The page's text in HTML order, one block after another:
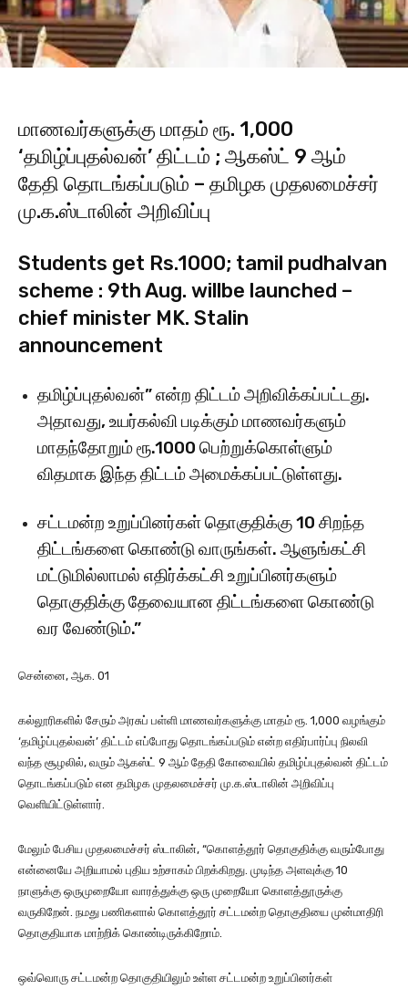
மாணவர்களுக்கு மாதம் ரூ. 1,000
‘தமிழ்ப்புதல்வன்’ திட்டம் ; ஆகஸ்ட் 9 ஆம்
தேதி தொடங்கப்படும் – தமிழக முதலமைச்சர்
மு.க.ஸ்டாலின் அறிவிப்பு
Students get Rs.1000; tamil pudhalvan
scheme : 9th Aug. willbe launched –
chief minister MK. Stalin
announcement
தமிழ்ப்புதல்வன்” என்ற திட்டம் அறிவிக்கப்பட்டது.
அதாவது, உயர்கல்வி படிக்கும் மாணவர்களும்
மாதந்தோறும் ரூ.1000 பெற்றுக்கொள்ளும்
விதமாக இந்த திட்டம் அமைக்கப்பட்டுள்ளது.
சட்டமன்ற உறுப்பினர்கள் தொகுதிக்கு 10 சிறந்த
திட்டங்களை கொண்டு வாருங்கள். ஆளுங்கட்சி
மட்டுமில்லாமல் எதிர்க்கட்சி உறுப்பினர்களும்
தொகுதிக்கு தேவையான திட்டங்களை கொண்டு
வர வேண்டும்.”
சென்னை, ஆக. 01
கல்லூரிகளில் சேரும் அரசுப் பள்ளி மாணவர்களுக்கு மாதம் ரூ. 1,000 வழங்கும்
‘தமிழ்ப்புதல்வன்’ திட்டம் எப்போது தொடங்கப்படும் என்ற எதிர்பார்ப்பு நிலவி
வந்த சூழலில், வரும் ஆகஸ்ட் 9 ஆம் தேதி கோவையில் தமிழ்ப்புதல்வன் திட்டம்
தொடங்கப்படும் என தமிழக முதலமைச்சர் மு.க.ஸ்டாலின் அறிவிப்பு
வெளியிட்டுள்ளார்.
மேலும் பேசிய முதலமைச்சர் ஸ்டாலின், “கொளத்தூர் தொகுதிக்கு வரும்போது
என்னையே அறியாமல் புதிய உற்சாகம் பிறக்கிறது. முடிந்த அளவுக்கு 10
நாளுக்கு ஒருமுறையோ வாரத்துக்கு ஒரு முறையோ கொளத்தூருக்கு
வருகிறேன். நமது பணிகளால் கொளத்தூர் சட்டமன்ற தொகுதியை முன்மாதிரி
தொகுதியாக மாற்றிக் கொண்டிருக்கிறோம்.
ஒவ்வொரு சட்டமன்ற தொகுதியிலும் உள்ள சட்டமன்ற உறுப்பினர்கள்